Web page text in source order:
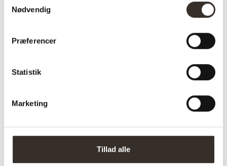
Nødvendig
Præferencer
Statistik
Marketing
Tillad alle
Væghylder
Specifikationer:
Model: Villa Hylde – Natur
Farve: Natur